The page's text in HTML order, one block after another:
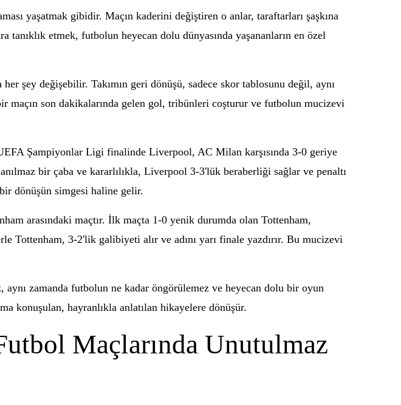
yaşatmak gibidir. Maçın kaderini değiştiren o anlar, taraftarları şaşkına
etmek, futbolun heyecan dolu dünyasında yaşananların en özel
şey değişebilir. Takımın geri dönüşü, sadece skor tablosunu değil, aynı
maçın son dakikalarında gelen gol, tribünleri coşturur ve futbolun mucizevi
Şampiyonlar Ligi finalinde Liverpool, AC Milan karşısında 3-0 geriye
bir çaba ve kararlılıkla, Liverpool 3-3'lük beraberliği sağlar ve penaltı
dönüşün simgesi haline gelir.
arasındaki maçtır. İlk maçta 1-0 yenik durumda olan Tottenham,
Tottenham, 3-2'lik galibiyeti alır ve adını yarı finale yazdırır. Bu mucizevi
zamanda futbolun ne kadar öngörülemez ve heyecan dolu bir oyun
konuşulan, hayranlıkla anlatılan hikayelere dönüşür.
Maçlarında Unutulmaz